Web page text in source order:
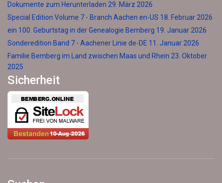
Dokumente zum Herunterladen 29. März 2026
Special Edition Volume 7 - Branch Aachen en-US 18. Februar 2026
ein 100. Geburtstag in der Genealogie Bemberg 19. Januar 2026
Sonderedition Band 7 - Aachener Linie de-DE 11. Januar 2026
Familie Bemberg im Land zwischen Maas und Rhein 23. Oktober
2025
Sicherheit